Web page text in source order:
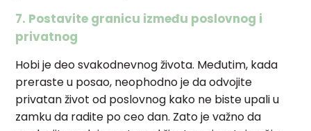
7. Postavite granicu između poslovnog i
privatnog
Hobi je deo svakodnevnog života. Međutim, kada
preraste u posao, neophodno je da odvojite
privatan život od poslovnog kako ne biste upali u
zamku da radite po ceo dan. Zato je važno da